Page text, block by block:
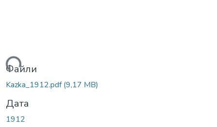
Файли
Kazka_1912.pdf(9,17 MB)
Дата
1912